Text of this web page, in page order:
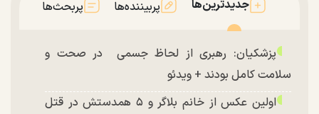
جدیدترین‌ها پربیننده‌ها پربحث‌ها
پزشکیان: رهبری از لحاظ جسمی در صحت و
سلامت کامل بودند + ویدئو
اولین عکس از خانم بلاگر و ۵ همدستش در قتل